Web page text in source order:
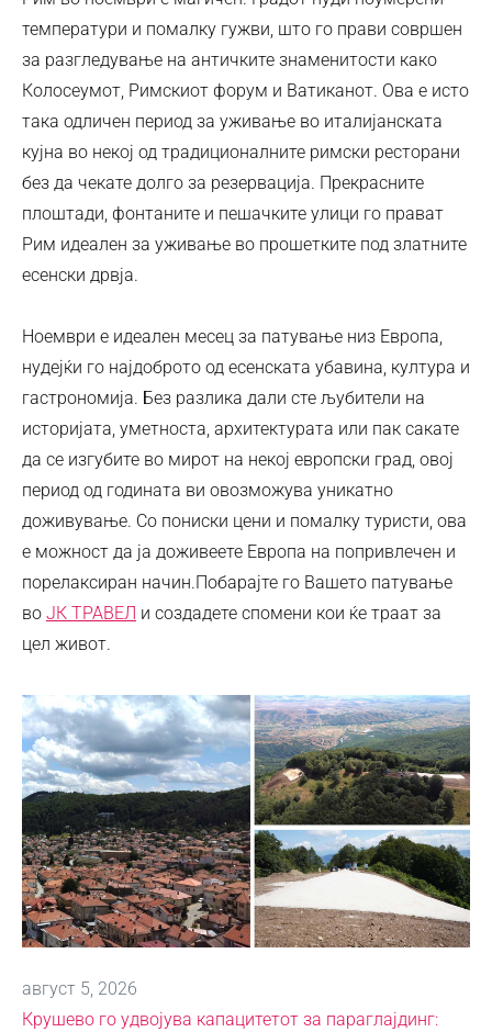
температури и помалку гужви, што го прави совршен
за разгледување на античките знаменитости како
Колосеумот, Римскиот форум и Ватиканот. Ова е исто
така одличен период за уживање во италијанската
кујна во некој од традиционалните римски ресторани
без да чекате долго за резервација. Прекрасните
плоштади, фонтаните и пешачките улици го прават
Рим идеален за уживање во прошетките под златните
есенски дрвја.
Ноември е идеален месец за патување низ Европа,
нудејќи го најдоброто од есенската убавина, култура и
гастрономија. Без разлика дали сте љубители на
историјата, уметноста, архитектурата или пак сакате
да се изгубите во мирот на некој европски град, овој
период од годината ви овозможува уникатно
доживување. Со пониски цени и помалку туристи, ова
е можност да ја доживеете Европа на попривлечен и
порелаксиран начин.Побарајте го Вашето патување
во ЈК ТРАВЕЛ и создадете спомени кои ќе траат за
цел живот.
август 5, 2026
Крушево го удвојува капацитетот за параглајдинг: